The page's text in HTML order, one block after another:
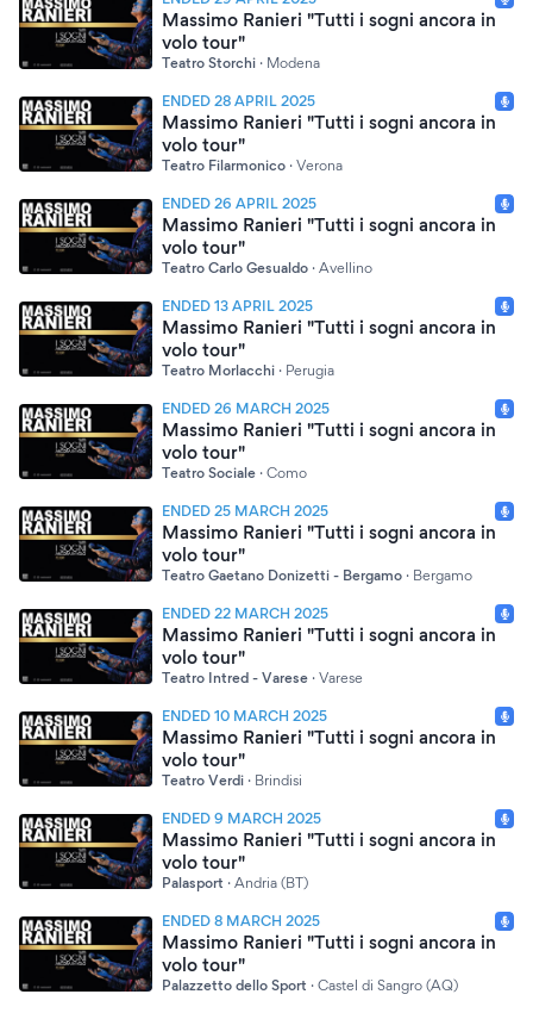
Massimo Ranieri "Tutti i sogni ancora in
volo tour"
Teatro Storchi · Modena
ENDED 28 APRIL 2025
Massimo Ranieri "Tutti i sogni ancora in
volo tour"
Teatro Filarmonico · Verona
ENDED 26 APRIL 2025
Massimo Ranieri "Tutti i sogni ancora in
volo tour"
Teatro Carlo Gesualdo · Avellino
ENDED 13 APRIL 2025
Massimo Ranieri "Tutti i sogni ancora in
volo tour"
Teatro Morlacchi · Perugia
ENDED 26 MARCH 2025
Massimo Ranieri "Tutti i sogni ancora in
volo tour"
Teatro Sociale · Como
ENDED 25 MARCH 2025
Massimo Ranieri "Tutti i sogni ancora in
volo tour"
Teatro Gaetano Donizetti - Bergamo · Bergamo
ENDED 22 MARCH 2025
Massimo Ranieri "Tutti i sogni ancora in
volo tour"
Teatro Intred - Varese · Varese
ENDED 10 MARCH 2025
Massimo Ranieri "Tutti i sogni ancora in
volo tour"
Teatro Verdi · Brindisi
ENDED 9 MARCH 2025
Massimo Ranieri "Tutti i sogni ancora in
volo tour"
Palasport · Andria (BT)
ENDED 8 MARCH 2025
Massimo Ranieri "Tutti i sogni ancora in
volo tour"
Palazzetto dello Sport · Castel di Sangro (AQ)